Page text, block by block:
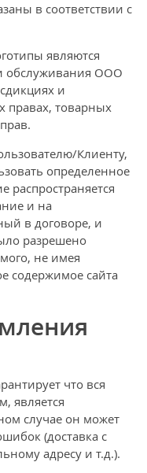
в соответствии с
являются
обслуживания ООО
и
правах, товарных
Клиенту,
определенное
распространяется
и на
в договоре, и
разрешено
не имея
содержимое сайта
что вся
является
случае он может
(доставка с
адресу и т.д.).